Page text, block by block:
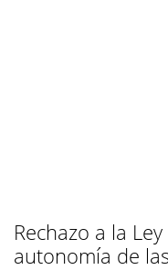
Rechazo a la
autonomía de